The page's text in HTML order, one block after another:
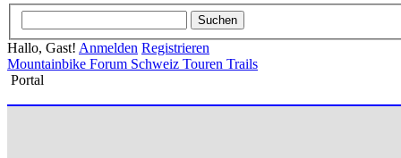
Hallo, Gast! Anmelden Registrieren
Mountainbike Forum Schweiz Touren Trails
Portal